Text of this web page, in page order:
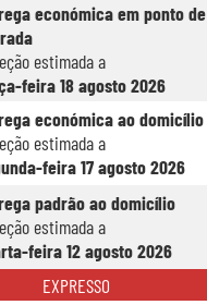
económica em ponto de
estimada a
feira 18 agosto 2026
económica ao domicílio
estimada a
feira 17 agosto 2026
padrão ao domicílio
estimada a
feira 12 agosto 2026
EXPRESSO